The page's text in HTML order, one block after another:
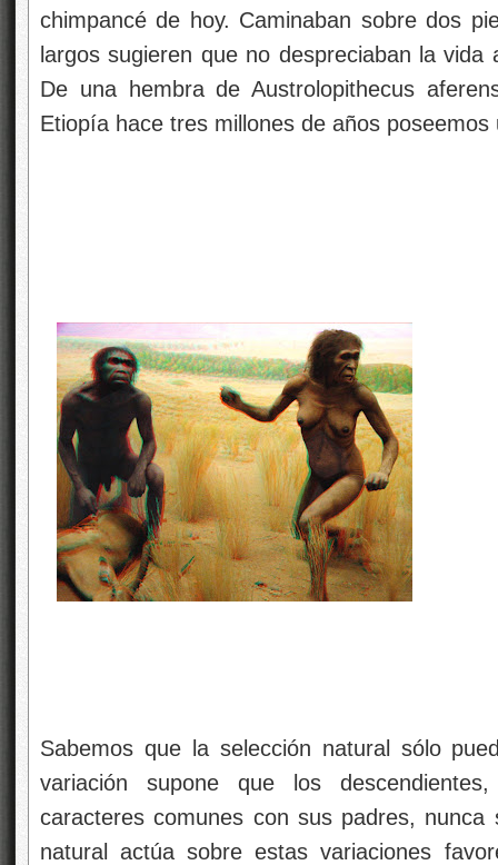
chimpancé de hoy. Caminaban sobre dos
largos sugieren que no despreciaban la
De una hembra de Austrolopithecus
Etiopía hace tres millones de años
Sabemos que la selección natural sólo
variación supone que los
caracteres comunes con sus padres,
natural actúa sobre estas variaciones